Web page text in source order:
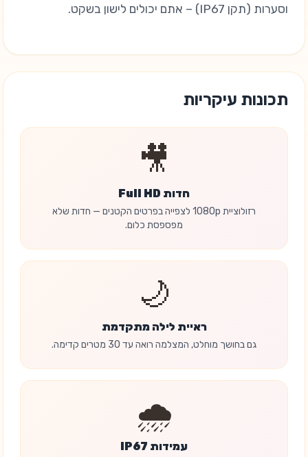
וסערות (תקן IP67) – אתם יכולים לישון בשקט.
תכונות עיקריות
🎥
חדות Full HD
רזולוציית 1080p לצפייה בפרטים הקטנים — חדות שלא
מפספסת כלום.
🌙
ראיית לילה מתקדמת
גם בחושך מוחלט, המצלמה רואה עד 30 מטרים קדימה.
🌧️
עמידות IP67